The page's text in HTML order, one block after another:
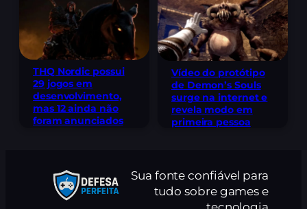
THQ Nordic possui
29 jogos em
desenvolvimento,
mas 12 ainda não
foram anunciados
Vídeo do protótipo
de Demon’s Souls
surge na internet e
revela modo em
primeira pessoa
Sua fonte confiável para
tudo sobre games e